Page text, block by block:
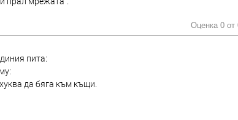
Оценка 0 от
пита:
да бяга към къщи.